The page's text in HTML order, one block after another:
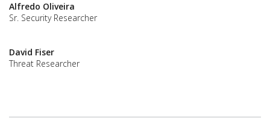
Alfredo Oliveira
Sr. Security Researcher
David Fiser
Threat Researcher